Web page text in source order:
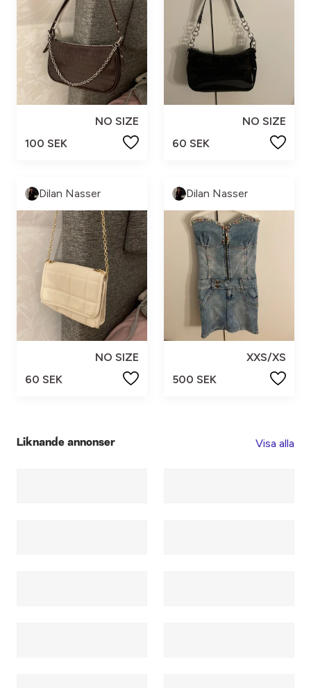
NO SIZE
100 SEK
NO SIZE
60 SEK
Dilan Nasser
NO SIZE
60 SEK
Dilan Nasser
XXS/XS
500 SEK
Liknande annonser Visa alla